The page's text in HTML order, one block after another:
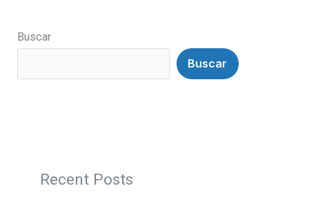
Buscar
Buscar
Recent Posts